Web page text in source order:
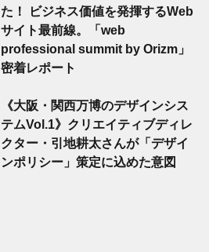
た！ ビジネス価値を発揮するWeb
サイト最前線。「web
professional summit by Orizm」
密着レポート
《大阪・関西万博のデザインシス
テムVol.1》クリエイティブディレ
クター・引地耕太さんが「デザイ
ンポリシー」策定に込めた意図